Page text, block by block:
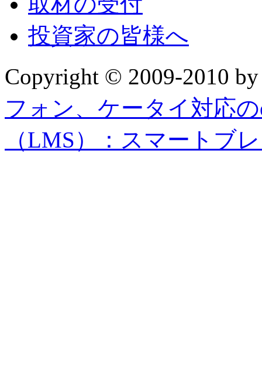
投資家の皆様へ
Copyright © 2009-2010
フォン、ケータイ対応
（LMS）：スマートブ